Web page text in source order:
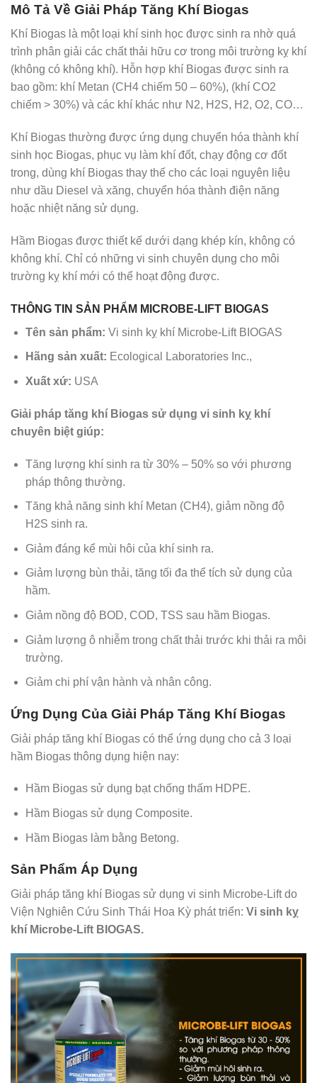
Mô Tả Về Giải Pháp Tăng Khí Biogas
Khí Biogas là một loại khí sinh học được sinh ra nhờ quá
trình phân giải các chất thải hữu cơ trong môi trường kỵ khí
(không có không khí). Hỗn hợp khí Biogas được sinh ra
bao gồm: khí Metan (CH4 chiếm 50 – 60%), (khí CO2
chiếm > 30%) và các khí khác như N2, H2S, H2, O2, CO…
Khí Biogas thường được ứng dụng chuyển hóa thành khí
sinh học Biogas, phục vụ làm khí đốt, chạy động cơ đốt
trong, dùng khí Biogas thay thế cho các loại nguyên liệu
như dầu Diesel và xăng, chuyển hóa thành điện năng
hoặc nhiệt năng sử dụng.
Hầm Biogas được thiết kế dưới dạng khép kín, không có
không khí. Chỉ có những vi sinh chuyên dụng cho môi
trường kỵ khí mới có thể hoạt động được.
THÔNG TIN SẢN PHẨM MICROBE-LIFT BIOGAS
Tên sản phẩm: Vi sinh kỵ khí Microbe-Lift BIOGAS
Hãng sản xuất: Ecological Laboratories Inc.,
Xuất xứ: USA
Giải pháp tăng khí Biogas sử dụng vi sinh kỵ khí
chuyên biệt giúp:
Tăng lượng khí sinh ra từ 30% – 50% so với phương
pháp thông thường.
Tăng khả năng sinh khí Metan (CH4), giảm nồng độ
H2S sinh ra.
Giảm đáng kể mùi hôi của khí sinh ra.
Giảm lượng bùn thải, tăng tối đa thể tích sử dụng của
hầm.
Giảm nồng độ BOD, COD, TSS sau hầm Biogas.
Giảm lượng ô nhiễm trong chất thải trước khi thải ra môi
trường.
Giảm chi phí vận hành và nhân công.
Ứng Dụng Của Giải Pháp Tăng Khí Biogas
Giải pháp tăng khí Biogas có thể ứng dụng cho cả 3 loại
hầm Biogas thông dụng hiện nay:
Hầm Biogas sử dụng bạt chống thấm HDPE.
Hầm Biogas sử dụng Composite.
Hầm Biogas làm bằng Betong.
Sản Phẩm Áp Dụng
Giải pháp tăng khí Biogas sử dụng vi sinh Microbe-Lift do
Viện Nghiên Cứu Sinh Thái Hoa Kỳ phát triển: Vi sinh kỵ
khí Microbe-Lift BIOGAS.